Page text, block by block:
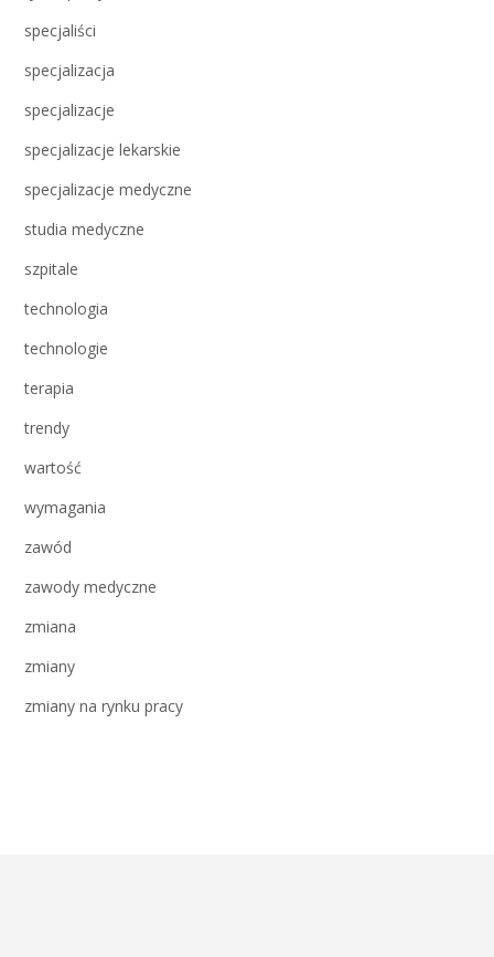
specjaliści
specjalizacja
specjalizacje
specjalizacje lekarskie
specjalizacje medyczne
studia medyczne
szpitale
technologia
technologie
terapia
trendy
wartość
wymagania
zawód
zawody medyczne
zmiana
zmiany
zmiany na rynku pracy